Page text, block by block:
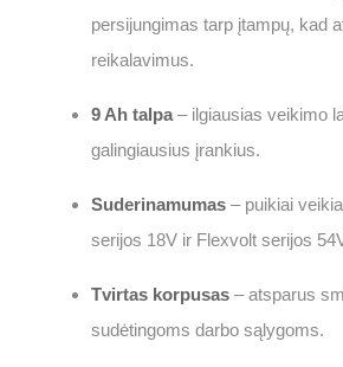
persijungimas tarp įtampų, kad
reikalavimus.
9 Ah talpa – ilgiausias veikimo
galingiausius įrankius.
Suderinamumas – puikiai
serijos 18V ir Flexvolt serijos
Tvirtas korpusas – atsparus
sudėtingoms darbo sąlygoms.